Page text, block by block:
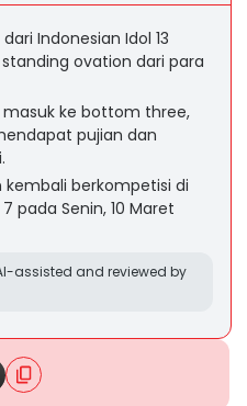
Indonesian Idol 13
ovation dari para
masuk ke bottom three,
pujian dan
berkompetisi di
pada Senin, 10 Maret
assisted and reviewed by